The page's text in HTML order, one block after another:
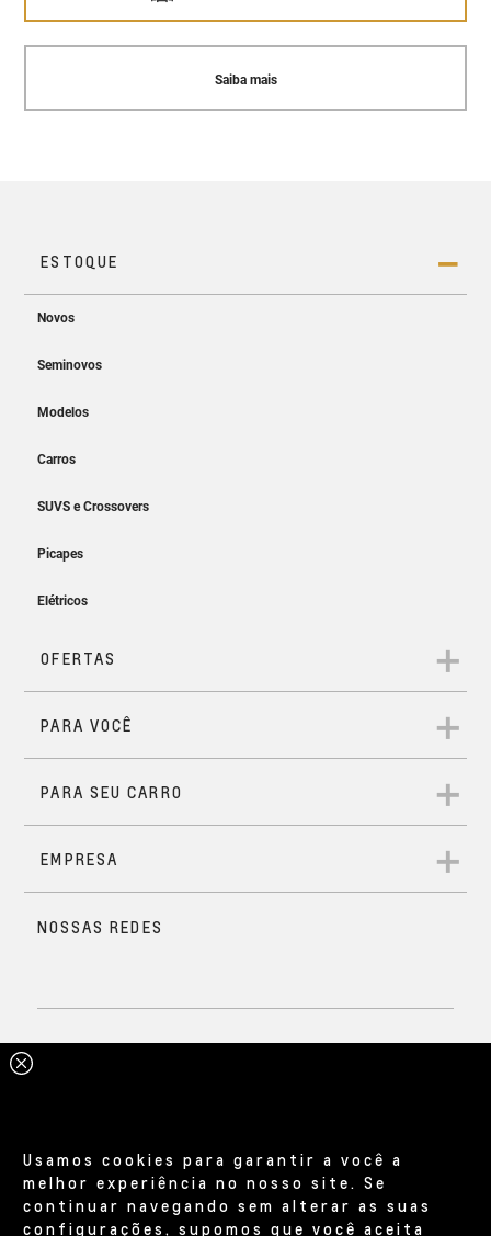
Saiba mais
Usamos cookies para garantir a você a
melhor experiência no nosso site. Se
continuar navegando sem alterar as suas
configurações, supomos que você aceita